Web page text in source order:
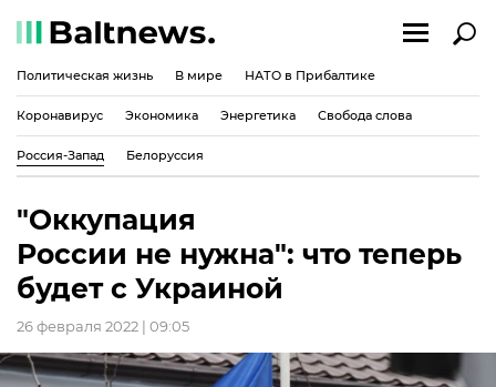
Политическая жизнь В мире НАТО в Прибалтике
Коронавирус Экономика Энергетика Свобода слова
Россия-Запад Белоруссия
"Оккупация
России не нужна": что теперь
будет с Украиной
26 февраля 2022 | 09:05